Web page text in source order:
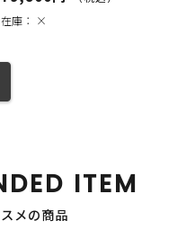
在庫： ×
ITEM
メの商品